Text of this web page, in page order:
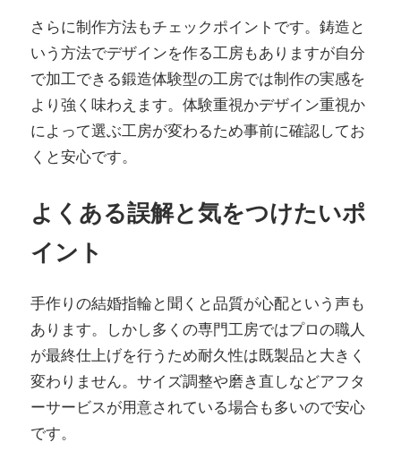
さらに制作方法もチェックポイントです。鋳造と
いう方法でデザインを作る工房もありますが自分
で加工できる鍛造体験型の工房では制作の実感を
より強く味わえます。体験重視かデザイン重視か
によって選ぶ工房が変わるため事前に確認してお
くと安心です。
よくある誤解と気をつけたいポ
イント
手作りの結婚指輪と聞くと品質が心配という声も
あります。しかし多くの専門工房ではプロの職人
が最終仕上げを行うため耐久性は既製品と大きく
変わりません。サイズ調整や磨き直しなどアフタ
ーサービスが用意されている場合も多いので安心
です。